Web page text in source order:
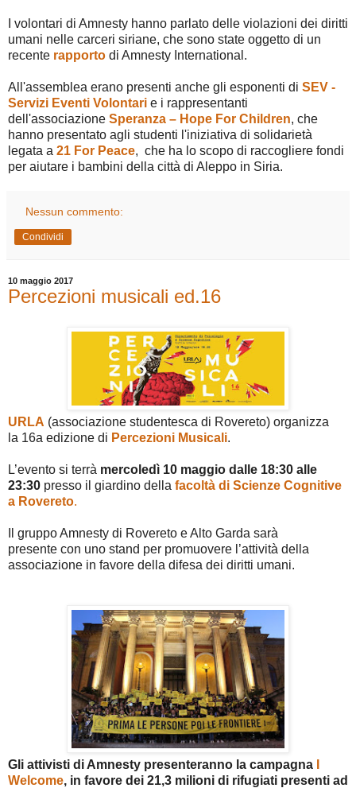
I volontari di Amnesty hanno parlato delle violazioni dei diritti
umani nelle carceri siriane, che sono state oggetto di un
recente rapporto di Amnesty International.
All'assemblea erano presenti anche gli esponenti di SEV -
Servizi Eventi Volontari e i rappresentanti
dell'associazione Speranza – Hope For Children, che
hanno presentato agli studenti l'iniziativa di solidarietà
legata a 21 For Peace, che ha lo scopo di raccogliere fondi
per aiutare i bambini della città di Aleppo in Siria.
Nessun commento:
Condividi
10 maggio 2017
Percezioni musicali ed.16
URLA (associazione studentesca di Rovereto) organizza
la 16a edizione di Percezioni Musicali.
L’evento si terrà mercoledì 10 maggio dalle 18:30 alle
23:30 presso il giardino della facoltà di Scienze Cognitive
a Rovereto.
Il gruppo Amnesty di Rovereto e Alto Garda sarà
presente con uno stand per promuovere l’attività della
associazione in favore della difesa dei diritti umani.
G li attivisti di Amnesty presenteranno la campagna
Welcome, in favore dei 21,3 milioni di rifugiati presenti ad